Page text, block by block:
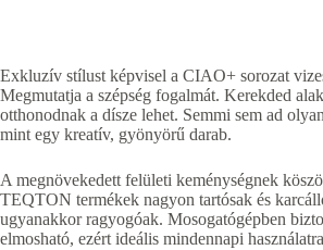
Exkluzív stílust képvisel a CIAO+ sorozat
Megmutatja a szépség fogalmát. Kerekded
otthonodnak a dísze lehet. Semmi sem ad
mint egy kreatív, gyönyörű darab.
A megnövekedett felületi keménységnek
TEQTON termékek nagyon tartósak és
ugyanakkor ragyogóak. Mosogatógépben
elmosható, ezért ideális mindennapi